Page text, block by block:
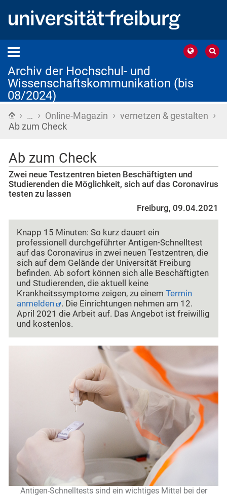
Archiv der Hochschul- und
Wissenschaftskommunikation (bis
08/2024)
Startseite
› … › Online-Magazin › vernetzen & gestalten ›
Ab zum Check
Ab zum Check
Zwei neue Testzentren bieten Beschäftigten und
Studierenden die Möglichkeit, sich auf das Coronavirus
testen zu lassen
Freiburg, 09.04.2021
Knapp 15 Minuten: So kurz dauert ein
professionell durchgeführter Antigen-Schnelltest
auf das Coronavirus in zwei neuen Testzentren, die
sich auf dem Gelände der Universität Freiburg
befinden. Ab sofort können sich alle Beschäftigten
und Studierenden, die aktuell keine
Krankheitssymptome zeigen, zu einem Termin
anmelden
. Die Einrichtungen nehmen am 12.
April 2021 die Arbeit auf. Das Angebot ist freiwillig
und kostenlos.
Antigen-Schnelltests sind ein wichtiges Mittel bei der